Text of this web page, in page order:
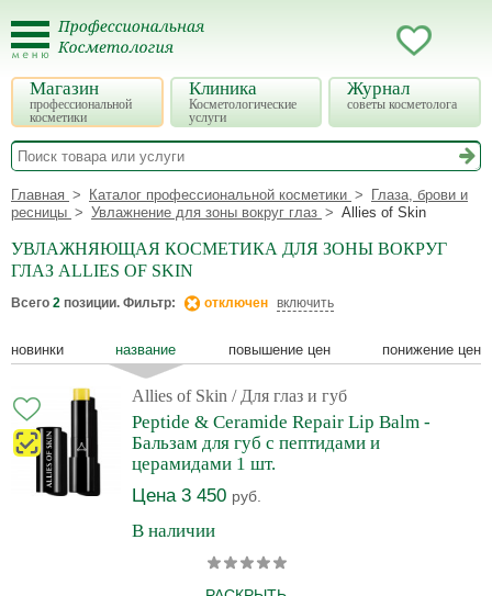
Магазин
профессиональной
косметики
Клиника
Косметологические
услуги
Журнал
советы косметолога
Главная Каталог профессиональной косметики
Глаза, брови и
ресницы
Увлажнение для зоны вокруг глаз Allies of Skin
УВЛАЖНЯЮЩАЯ КОСМЕТИКА ДЛЯ ЗОНЫ ВОКРУГ
ГЛАЗ ALLIES OF SKIN
Всего 2 позиции. Фильтр: отключен включить
новинки название повышение цен понижение цен
Allies of Skin / Для глаз и губ
Peptide & Ceramide Repair Lip Balm -
Бальзам для губ с пептидами и
церамидами 1 шт.
Цена 3 450 руб.
В наличии